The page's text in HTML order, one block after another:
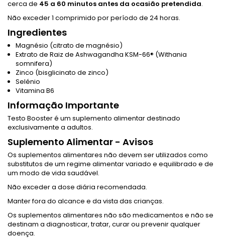
cerca de 45 a 60 minutos antes da ocasião pretendida.
Não exceder 1 comprimido por período de 24 horas.
Ingredientes
Magnésio (citrato de magnésio)
Extrato de Raiz de Ashwagandha KSM-66® (Withania
somnifera)
Zinco (bisglicinato de zinco)
Selénio
Vitamina B6
Informação Importante
Testo Booster é um suplemento alimentar destinado
exclusivamente a adultos.
Suplemento Alimentar - Avisos
Os suplementos alimentares não devem ser utilizados como
substitutos de um regime alimentar variado e equilibrado e de
um modo de vida saudável.
Não exceder a dose diária recomendada.
Manter fora do alcance e da vista das crianças.
Os suplementos alimentares não são medicamentos e não se
destinam a diagnosticar, tratar, curar ou prevenir qualquer
doença.